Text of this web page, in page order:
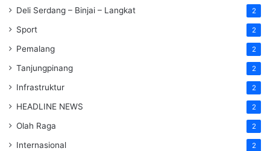
Deli Serdang – Binjai – Langkat 2
Sport 2
Pemalang 2
Tanjungpinang 2
Infrastruktur 2
HEADLINE NEWS 2
Olah Raga 2
Internasional 2